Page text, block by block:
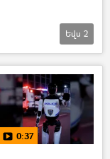
Եվս 2
0:37